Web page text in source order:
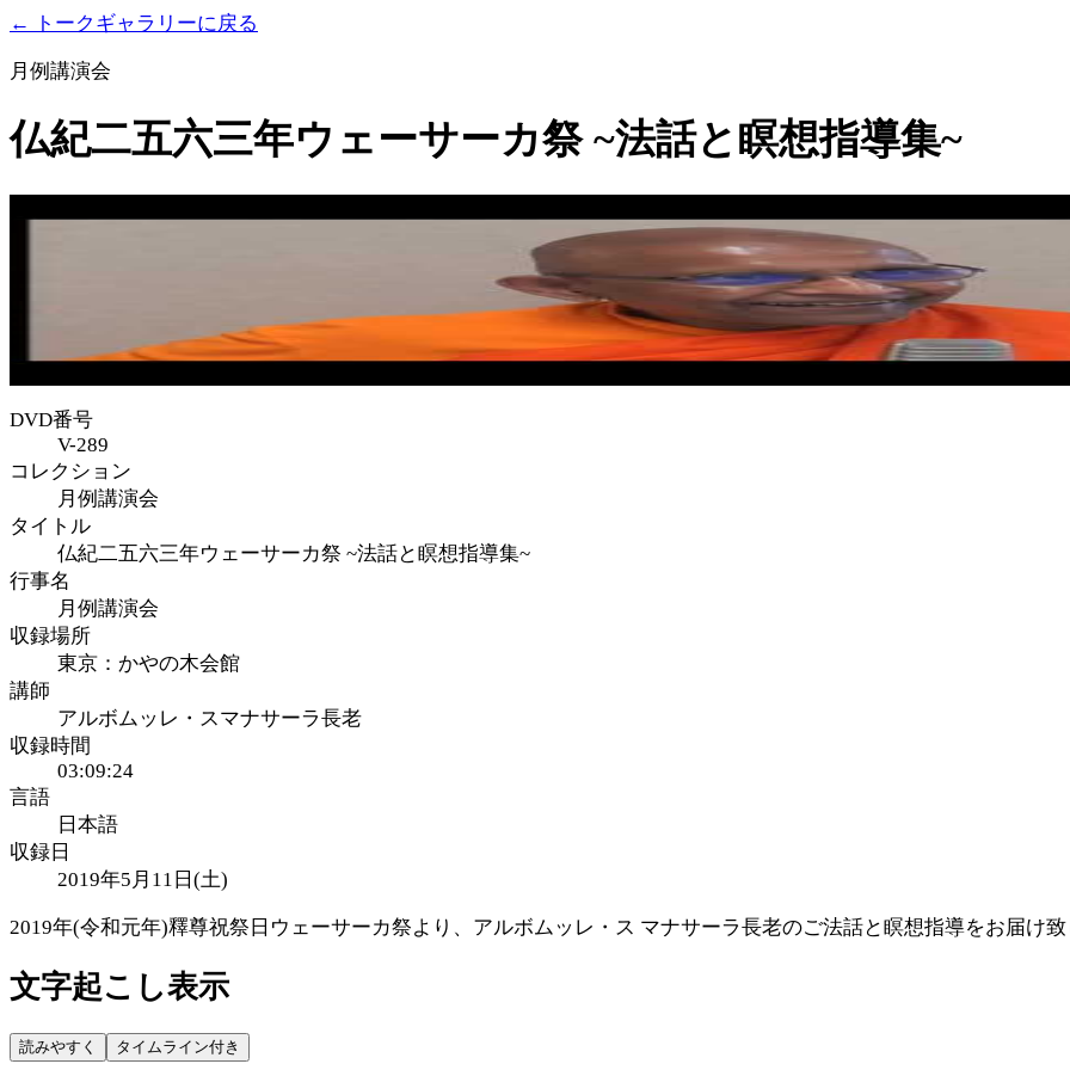
← トークギャラリーに戻る
月例講演会
仏紀二五六三年ウェーサーカ祭 ~法話と瞑想指導集~
DVD番号
V-289
コレクション
月例講演会
タイトル
仏紀二五六三年ウェーサーカ祭 ~法話と瞑想指導集~
行事名
月例講演会
収録場所
東京：かやの木会館
講師
アルボムッレ・スマナサーラ長老
収録時間
03:09:24
言語
日本語
収録日
2019年5月11日(土)
2019年(令和元年)釋尊祝祭日ウェーサーカ祭より、アルボムッレ・ス マナサーラ長老のご法話と瞑想指導をお届け致
文字起こし表示
読みやすく タイムライン付き